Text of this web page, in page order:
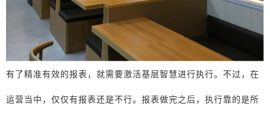
有了精准有效的报表，就需要激活基层智慧进行执行。不过，在
运营当中，仅仅有报表还是不行。报表做完之后，执行靠的是所